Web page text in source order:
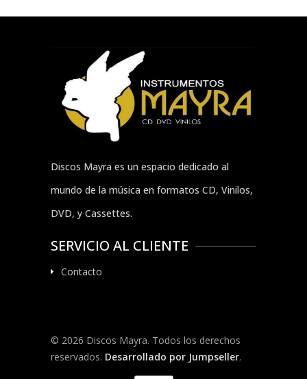
Discos Mayra es un espacio dedicado al
mundo de la música en formatos CD, Vinilos,
DVD, y Cassettes.
SERVICIO AL CLIENTE
Contacto
© 2026 Discos Mayra. Todos los derechos
reservados. Desarrollado por Jumpseller.